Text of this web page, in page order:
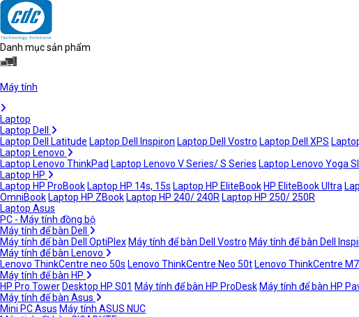
Danh mục sản phẩm
Máy tính
Laptop
Laptop Dell
Laptop Dell Latitude Laptop Dell Inspiron Laptop Dell Vostro Laptop Dell XPS
Laptop Lenovo
Laptop Lenovo ThinkPad Laptop Lenovo V Series/ S Series Laptop Lenovo Yoga
Laptop HP
Laptop HP ProBook Laptop HP 14s, 15s Laptop HP EliteBook HP EliteBook Ultra
OmniBook Laptop HP ZBook Laptop HP 240/ 240R Laptop HP 250/ 250R
Laptop Asus
PC - Máy tính đồng bộ
Máy tính để bàn Dell
Máy tính để bàn Dell OptiPlex Máy tính để bàn Dell Vostro Máy tính để bàn Dell
Máy tính để bàn Lenovo
Lenovo ThinkCentre neo 50s Lenovo ThinkCentre Neo 50t Lenovo ThinkCentre
Máy tính để bàn HP
HP Pro Tower Desktop HP S01 Máy tính để bàn HP ProDesk Máy tính để bàn HP
Máy tính để bàn Asus
Mini PC Asus Máy tính ASUS NUC